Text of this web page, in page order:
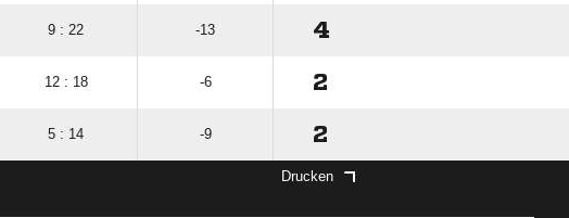
9 : 22 -13 4
12 : 18 -6 2
5 : 14 -9 2
Drucken